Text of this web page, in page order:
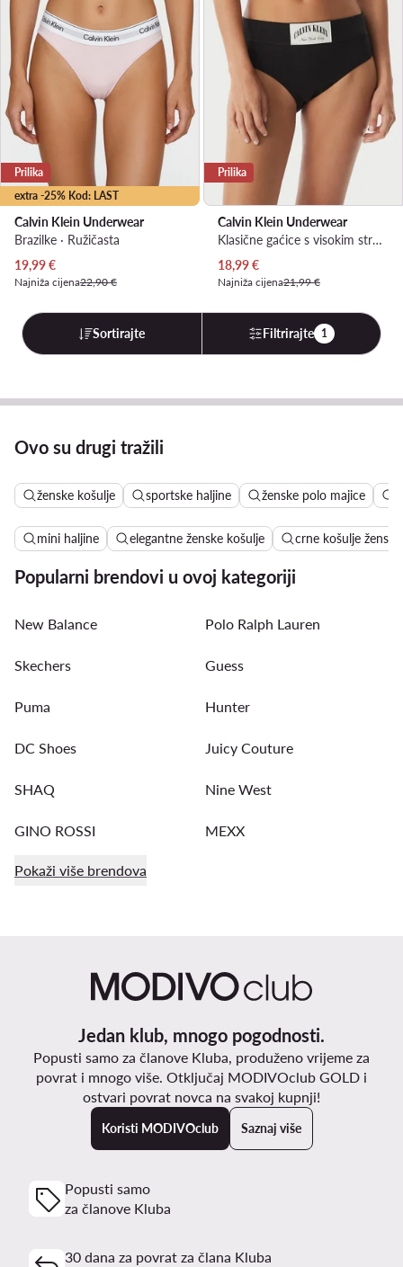
extra -25% Kod: LAST
Prilika
Calvin Klein Underwear
Brazilke · Ružičasta
Trenutna cijena
19,99€
Najniža cijena22,90 €
Prilika
Calvin Klein Underwear
Klasične gaćice s visokim strukom · Crna
Trenutna cijena
18,99€
Najniža cijena21,99 €
Sortirajte Filtrirajte 1
Ovo su drugi tražili
ženske košulje sportske haljine ženske polo majice
mini haljine elegantne ženske košulje crne košulje ženske
Popularni brendovi u ovoj kategoriji
New Balance Polo Ralph Lauren
Skechers Guess
Puma Hunter
DC Shoes Juicy Couture
SHAQ Nine West
GINO ROSSI MEXX
Pokaži više brendova
Jedan klub, mnogo pogodnosti.
Popusti samo za članove Kluba, produženo vrijeme za
povrat i mnogo više. Otključaj MODIVOclub GOLD i
ostvari povrat novca na svakoj kupnji!
Koristi MODIVOclub Saznaj više
Popusti samo
za članove Kluba
30 dana za povrat za člana Kluba